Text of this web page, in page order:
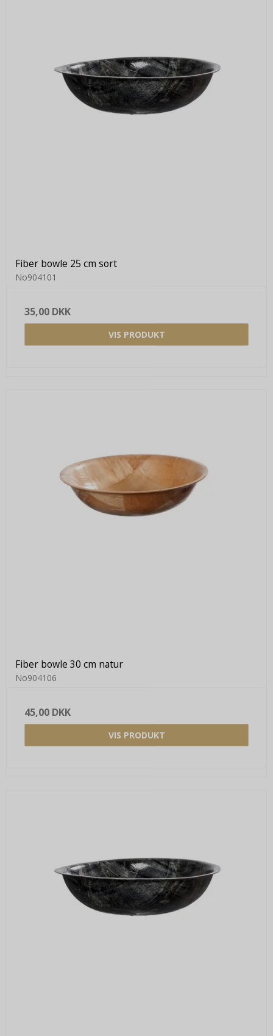
Fiber bowle 25 cm sort
No904101
35,00 DKK
VIS PRODUKT
Fiber bowle 30 cm natur
No904106
45,00 DKK
VIS PRODUKT